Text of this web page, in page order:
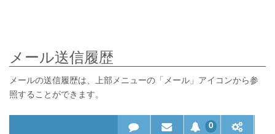
メール送信履歴
メールの送信履歴は、上部メニューの「メール」アイコンから参
照することができます。